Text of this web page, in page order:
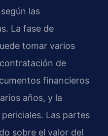
las
La fase de
tomar varios
de
financieros
años, y la
Las partes
sobre el valor del